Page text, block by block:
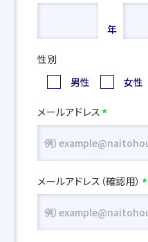
年
性別
男性
女性
メールアドレス *
メールアドレス（確認用） *